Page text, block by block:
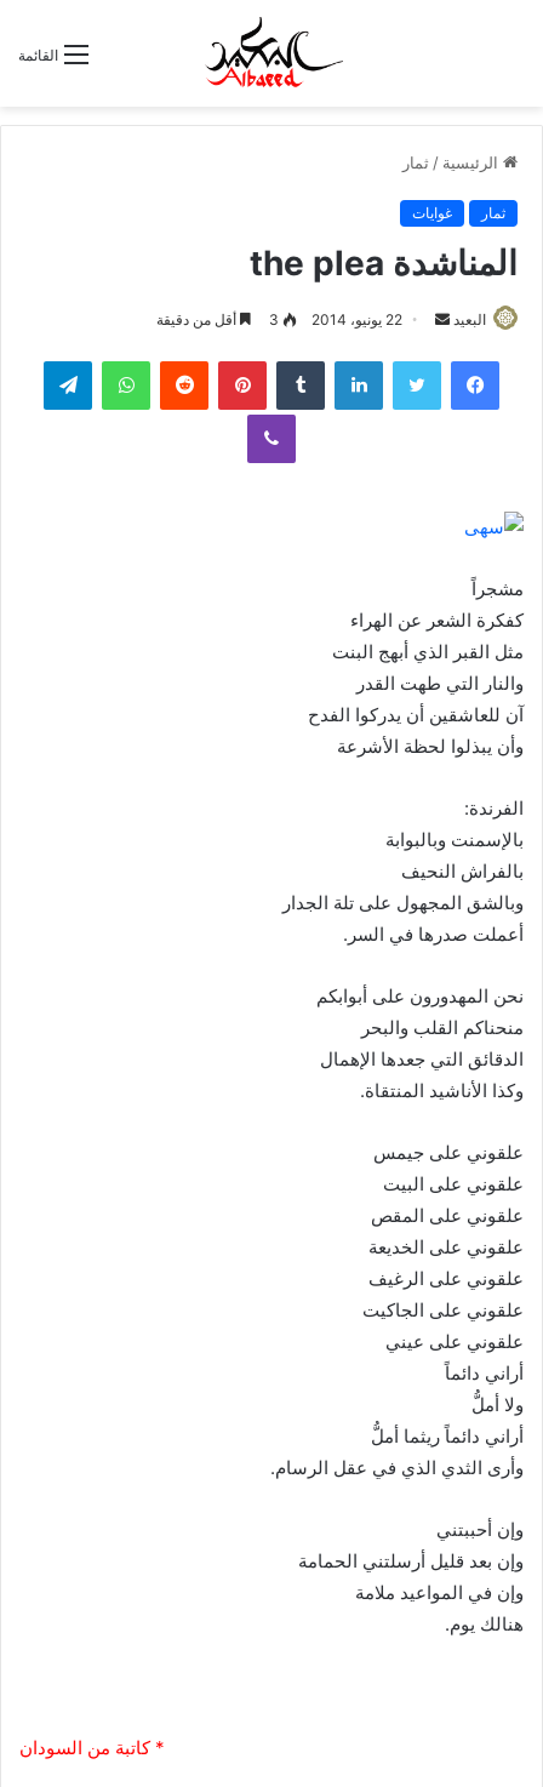
القائمة
الرئيسية / ثمار
ثمار غوايات
المناشدة the plea
البعيد
س
ل
و
ن
22 يونيو، 2014 3 أقل من دقيقة
لينكدإن بينتيريست واتساب
ڤايبر
مشجراً
كفكرة الشعر عن الهراء
مثل القبر الذي أبهج البنت
والنار التي طهت القدر
آن للعاشقين أن يدركوا الفدح
وأن يبذلوا لحظة الأشرعة
الفرندة:
بالإسمنت وبالبوابة
بالفراش النحيف
وبالشق المجهول على تلة الجدار
أعملت صدرها في السر.
نحن المهدورون على أبوابكم
منحناكم القلب والبحر
الدقائق التي جعدها الإهمال
وكذا الأناشيد المنتقاة.
علقوني على جيمس
علقوني على البيت
علقوني على المقص
علقوني على الخديعة
علقوني على الرغيف
علقوني على الجاكيت
علقوني على عيني
أراني دائماً
ولا أملُّ
أراني دائماً ريثما أملُّ
وأرى الثدي الذي في عقل الرسام.
وإن أحببتني
وإن بعد قليل أرسلتني الحمامة
وإن في المواعيد ملامة
هنالك يوم.
* كاتبة من السودان